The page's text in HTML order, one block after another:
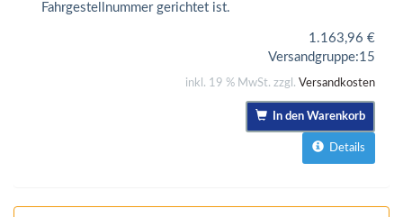
Fahrgestellnummer gerichtet ist.
1.163,96 €
Versandgruppe:15
inkl. 19 % MwSt. zzgl. Versandkosten
In den Warenkorb
Details